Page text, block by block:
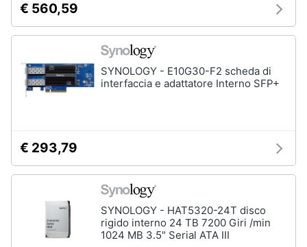
€ 560,59
SYNOLOGY - E10G30-F2 scheda di
interfaccia e adattatore Interno SFP+
€ 293,79
SYNOLOGY - HAT5320-24T disco
rigido interno 24 TB 7200 Giri /min
1024 MB 3.5" Serial ATA III